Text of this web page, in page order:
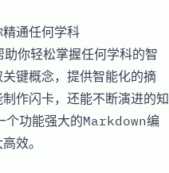
通任何学科
你轻松掌握任何学科的智
键概念，提供智能化的摘
作闪卡，还能不断演进的知
个功能强大的Markdown编
效。